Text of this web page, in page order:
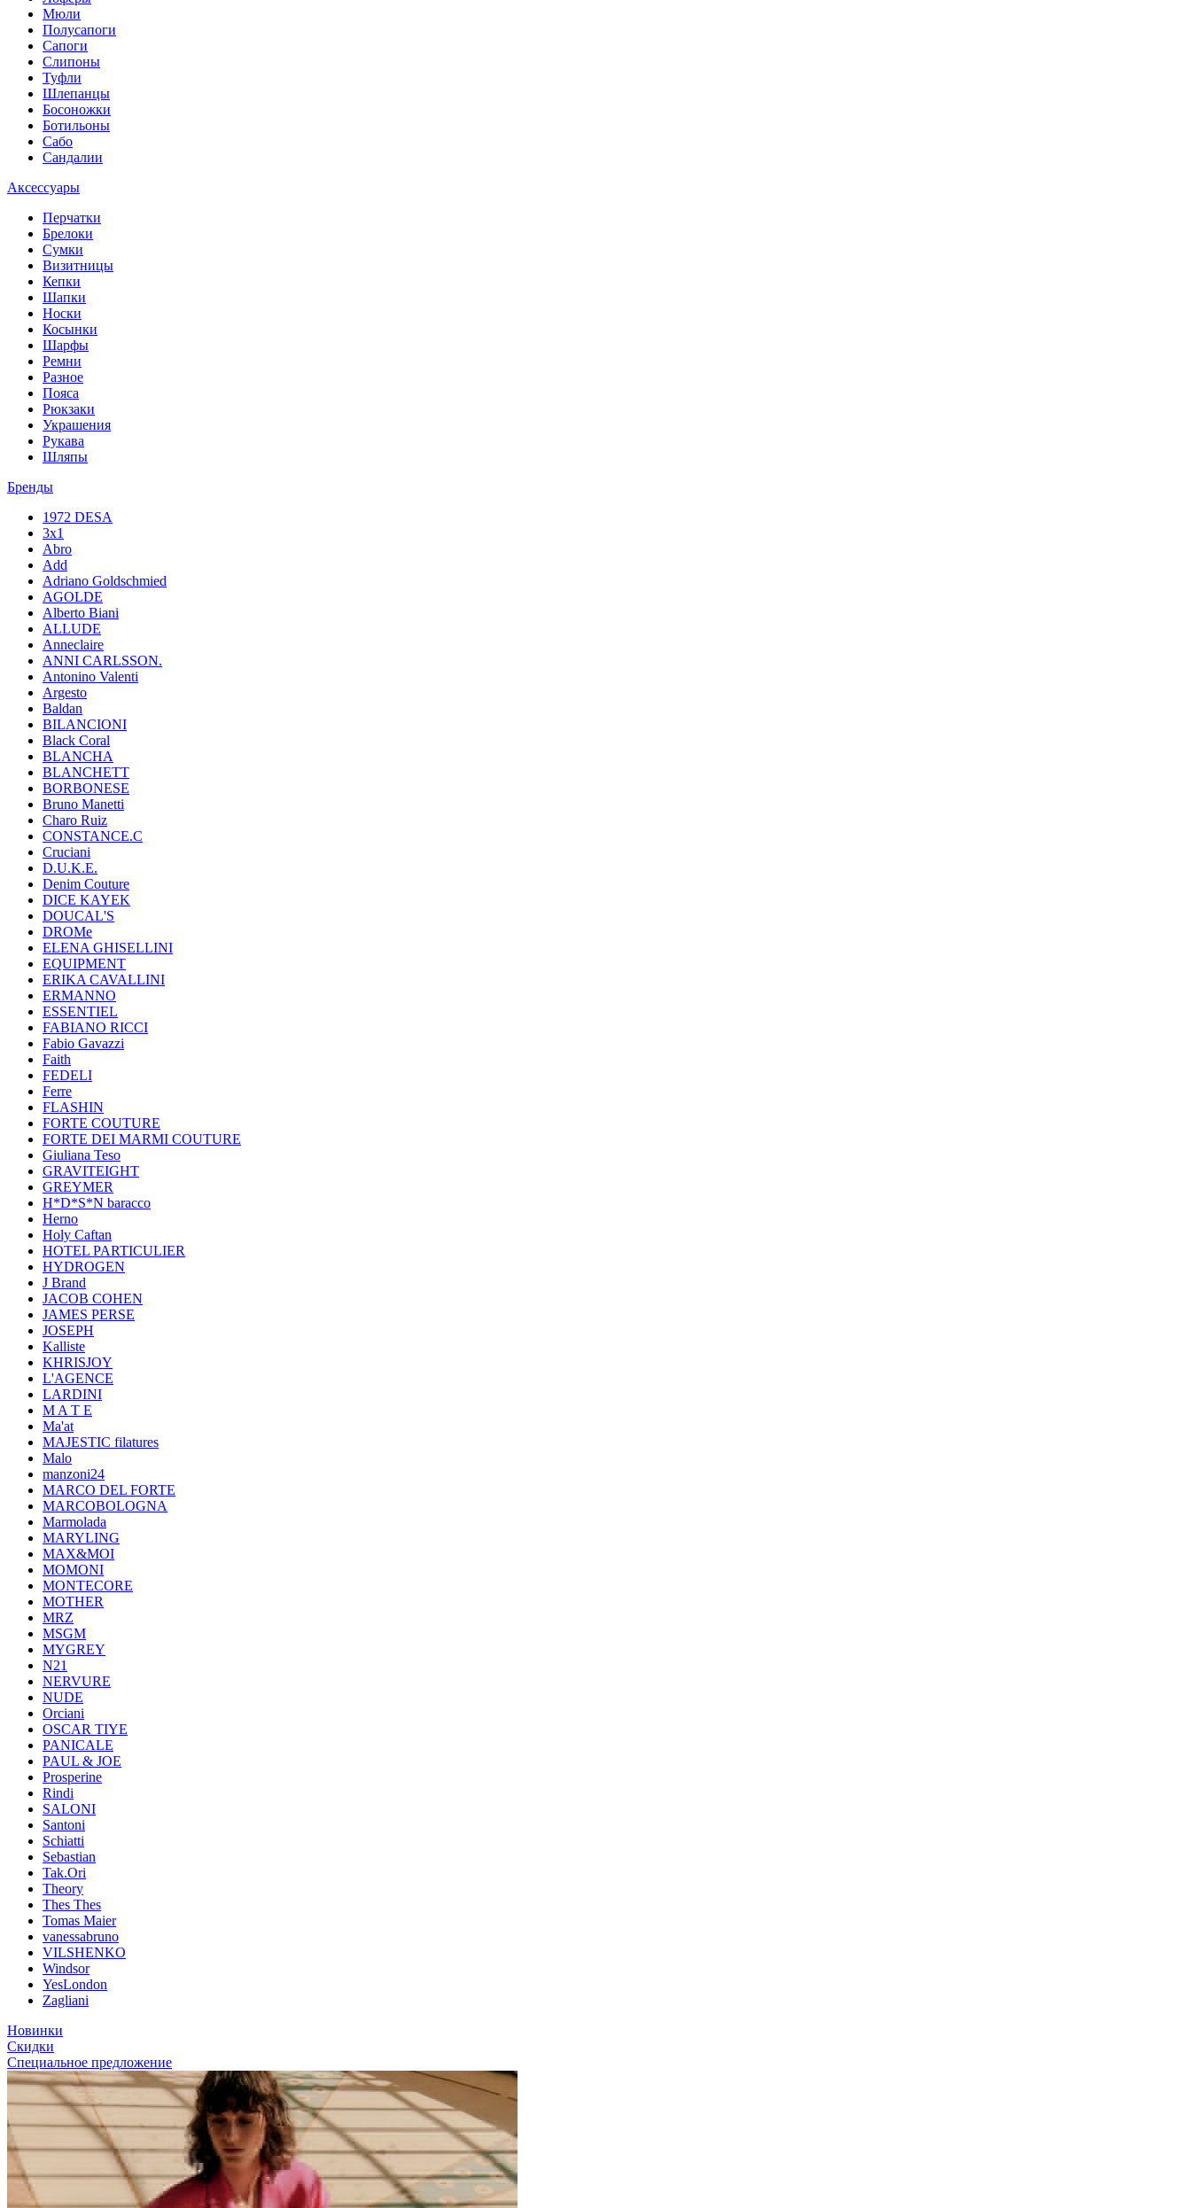
Мюли
Полусапоги
Сапоги
Слипоны
Туфли
Шлепанцы
Босоножки
Ботильоны
Сабо
Сандалии
Аксессуары
Перчатки
Брелоки
Сумки
Визитницы
Кепки
Шапки
Носки
Косынки
Шарфы
Ремни
Разное
Пояса
Рюкзаки
Украшения
Рукава
Шляпы
Бренды
1972 DESA
3x1
Abro
Add
Adriano Goldschmied
AGOLDE
Alberto Biani
ALLUDE
Anneclaire
ANNI CARLSSON.
Antonino Valenti
Argesto
Baldan
BILANCIONI
Black Coral
BLANCHA
BLANCHETT
BORBONESE
Bruno Manetti
Charo Ruiz
CONSTANCE.C
Cruciani
D.U.K.E.
Denim Couture
DICE KAYEK
DOUCAL'S
DROMe
ELENA GHISELLINI
EQUIPMENT
ERIKA CAVALLINI
ERMANNO
ESSENTIEL
FABIANO RICCI
Fabio Gavazzi
Faith
FEDELI
Ferre
FLASHIN
FORTE COUTURE
FORTE DEI MARMI COUTURE
Giuliana Teso
GRAVITEIGHT
GREYMER
H*D*S*N baracco
Herno
Holy Caftan
HOTEL PARTICULIER
HYDROGEN
J Brand
JACOB COHEN
JAMES PERSE
JOSEPH
Kalliste
KHRISJOY
L'AGENCE
LARDINI
M A T E
Ma'at
MAJESTIC filatures
Malo
manzoni24
MARCO DEL FORTE
MARCOBOLOGNA
Marmolada
MARYLING
MAX&MOI
MOMONI
MONTECORE
MOTHER
MRZ
MSGM
MYGREY
N21
NERVURE
NUDE
Orciani
OSCAR TIYE
PANICALE
PAUL & JOE
Prosperine
Rindi
SALONI
Santoni
Schiatti
Sebastian
Tak.Ori
Theory
Thes Thes
Tomas Maier
vanessabruno
VILSHENKO
Windsor
YesLondon
Zagliani
Новинки
Скидки
Специальное предложение